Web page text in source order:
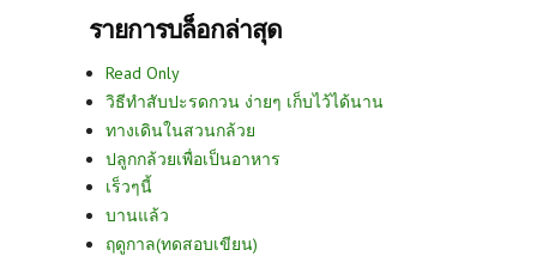
รายการบล็อกล่าสุด
Read Only
วิธีทำสับปะรดกวน ง่ายๆ เก็บไว้ได้นาน
ทางเดินในสวนกล้วย
ปลูกกล้วยเพื่อเป็นอาหาร
เร็วๆนี้
บานแล้ว
ฤดูกาล(ทดสอบเขียน)